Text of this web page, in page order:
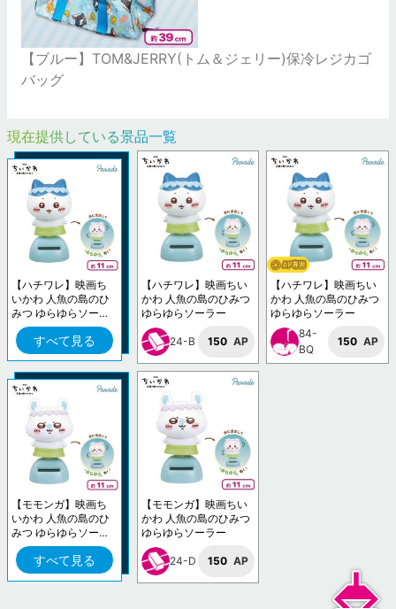
【ブルー】TOM&JERRY(トム＆ジェリー)保冷レジカゴ
バッグ
現在提供している景品一覧
【ハチワレ】映画ち
いかわ 人魚の島のひ
みつ ゆらゆらソーラ
ー
すべて見る
【ハチワレ】映画ちい
かわ 人魚の島のひみつ
ゆらゆらソーラー
24-B 150 AP
【ハチワレ】映画ちい
かわ 人魚の島のひみつ
ゆらゆらソーラー
84-
BQ
150 AP
【モモンガ】映画ち
いかわ 人魚の島のひ
みつ ゆらゆらソーラ
ー
すべて見る
【モモンガ】映画ちい
かわ 人魚の島のひみつ
ゆらゆらソーラー
24-D 150 AP